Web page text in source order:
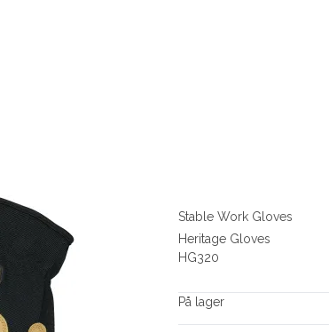
Stable Work Gloves
Heritage Gloves
HG320
På lager